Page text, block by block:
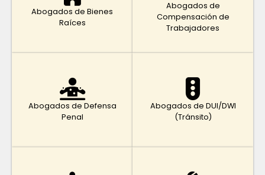
Abogados de Bienes
Raíces
Abogados de
Compensación de
Trabajadores
Abogados de Defensa
Penal
Abogados de DUI/DWI
(Tránsito)